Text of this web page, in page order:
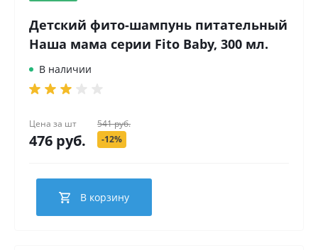
Детский фито-шампунь питательный
Наша мама серии Fito Baby, 300 мл.
В наличии
Цена за шт
476 руб.
541 руб.
-12%
В корзину